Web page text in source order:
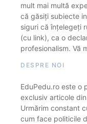
mult mai multă
că găsiți subiecte
siguri că înțelegeți
(cu link), ca o
profesionalism. Vă
DESPRE NOI
EduPedu.ro este o
exclusiv articole
Urmărim constant
cum face politicile